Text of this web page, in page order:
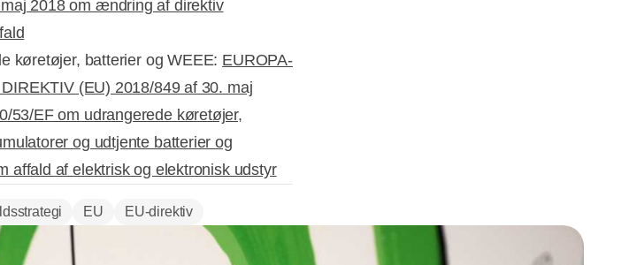
2018 om ændring af direktiv
køretøjer, batterier og WEEE: EUROPA-
(EU) 2018/849 af 30. maj
53/EF om udrangerede køretøjer,
og udtjente batterier og
affald af elektrisk og elektronisk udstyr
EU EU-direktiv